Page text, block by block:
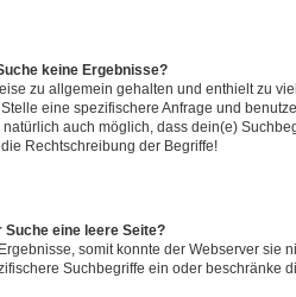
keine Ergebnisse?
zu allgemein gehalten und enthielt zu
eine spezifischere Anfrage und
auch möglich, dass dein(e)
Rechtschreibung der Begriffe!
eine leere Seite?
somit konnte der Webserver sie
Suchbegriffe ein oder beschränke